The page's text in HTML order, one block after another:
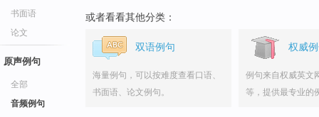
书面语
论文
原声例句
全部
音频例句
或者看看其他分类：
双语例句
海量例句，可以按难度查看口语、
书面语、论文例句。
权威
例句来自权威英文
等，提供最专业的